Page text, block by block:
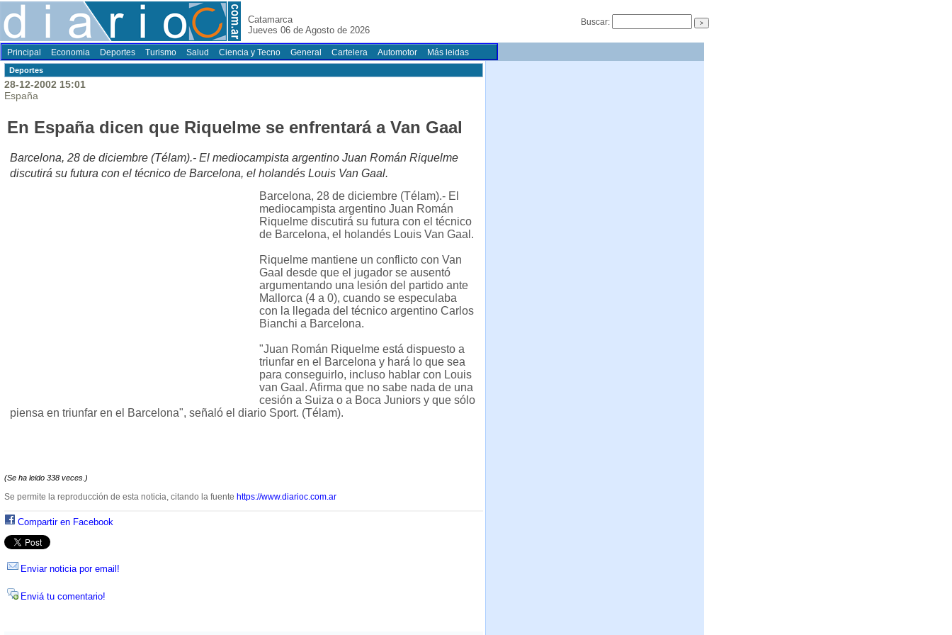
Catamarca
Jueves 06 de Agosto de 2026
Buscar:
Principal Economia Deportes Turismo Salud Ciencia y Tecno General Cartelera Automotor Más leidas
Deportes
28-12-2002 15:01
España
En España dicen que Riquelme se enfrentará a Van Gaal
Barcelona, 28 de diciembre (Télam).- El mediocampista argentino Juan Román Riquelme
discutirá su futura con el técnico de Barcelona, el holandés Louis Van Gaal.
Barcelona, 28 de diciembre (Télam).- El
mediocampista argentino Juan Román
Riquelme discutirá su futura con el técnico
de Barcelona, el holandés Louis Van Gaal.
Riquelme mantiene un conflicto con Van
Gaal desde que el jugador se ausentó
argumentando una lesión del partido ante
Mallorca (4 a 0), cuando se especulaba
con la llegada del técnico argentino Carlos
Bianchi a Barcelona.
"Juan Román Riquelme está dispuesto a
triunfar en el Barcelona y hará lo que sea
para conseguirlo, incluso hablar con Louis
van Gaal. Afirma que no sabe nada de una
cesión a Suiza o a Boca Juniors y que sólo
piensa en triunfar en el Barcelona", señaló el diario Sport. (Télam).
(Se ha leido 338 veces.)
Se permite la reproducción de esta noticia, citando la fuente https://www.diarioc.com.ar
Compartir en Facebook
Enviar noticia por email!
Enviá tu comentario!